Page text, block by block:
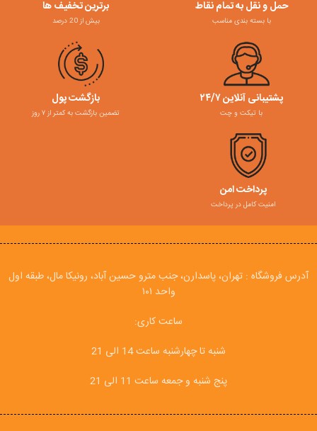
حمل و نقل به تمام نقاط
با بسته بندی مناسب
برترین تخفیف ها
بیش از 20 درصد
پشتیبانی آنلاین ۲۴/۷
با تیکت و چت
بازگشت پول
تضمین بازگشت به کمتر از ۷ روز
پرداخت امن
امنیت کامل در پرداخت
آدرس فروشگاه : تهران، پاسدارن، جنب مترو حسین آباد، رونیکا مال، طبقه اول
واحد ۱۰۱
ساعت کاری:
شنبه تا چهارشنبه ساعت 14 الی 21
پنج شنبه و جمعه ساعت 11 الی 21